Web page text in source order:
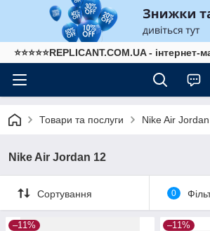
⭐⭐⭐⭐⭐REPLICANT.COM.UA -
Товари та послуги Nike Air
Nike Air Jordan 12
Сортування 0
–11% –11%